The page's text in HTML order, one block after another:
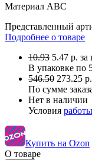
Материал АВС
Представленный
Подробнее о товаре
10.93 5.47 р. за
В упаковке по
546.50 273.25
По сумме
Нет в наличии
Условия
Купить на Ozon
О товаре